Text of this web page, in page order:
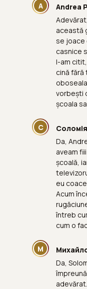
A Andrea
această
se joace
casnice
l-am
cină
vorbești
școala
С
Da,
aveam
școală,
eu
Acum
întreb
cum o
М
Da,